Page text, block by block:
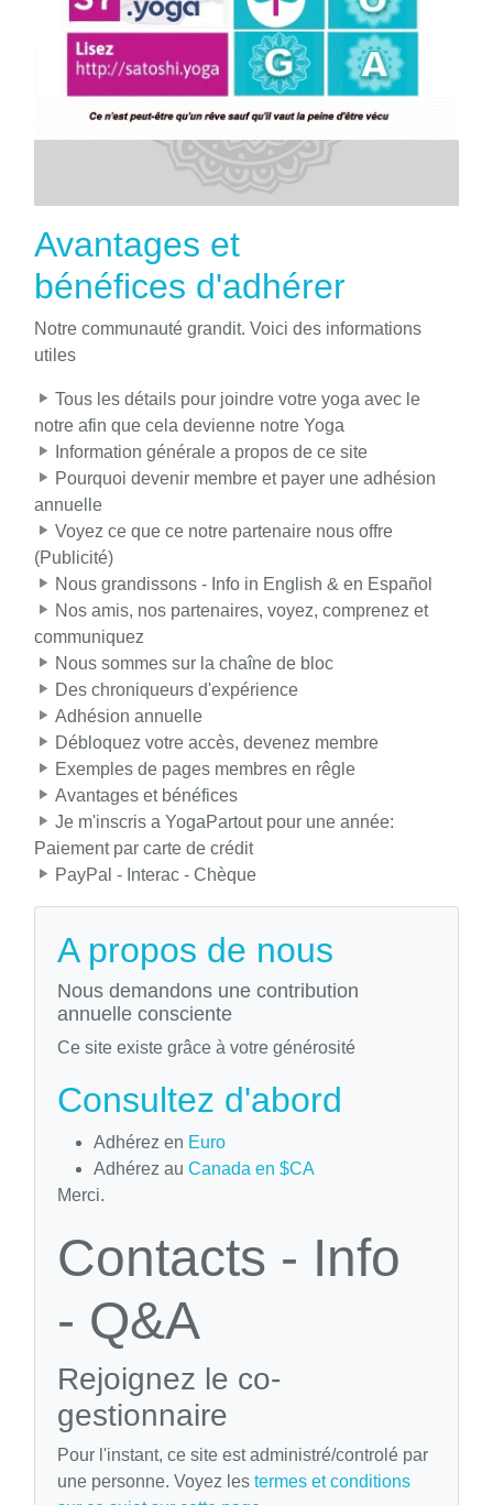
Avantages et
bénéfices d'adhérer
Notre communauté grandit. Voici des informations
utiles
Tous les détails pour joindre votre yoga avec le
notre afin que cela devienne notre Yoga
Information générale a propos de ce site
Pourquoi devenir membre et payer une adhésion
annuelle
Voyez ce que ce notre partenaire nous offre
(Publicité)
Nous grandissons - Info in English & en Español
Nos amis, nos partenaires, voyez, comprenez et
communiquez
Nous sommes sur la chaîne de bloc
Des chroniqueurs d'expérience
Adhésion annuelle
Débloquez votre accès, devenez membre
Exemples de pages membres en rêgle
Avantages et bénéfices
Je m'inscris a YogaPartout pour une année:
Paiement par carte de crédit
PayPal - Interac - Chèque
A propos de nous
Nous demandons une contribution
annuelle consciente
Ce site existe grâce à votre générosité
Consultez d'abord
Adhérez en Euro
Adhérez au Canada en $CA
Merci.
Contacts - Info
- Q&A
Rejoignez le co-
gestionnaire
Pour l'instant, ce site est administré/controlé par
une personne. Voyez les termes et conditions